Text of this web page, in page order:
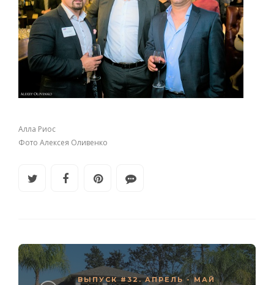
Алла Риос
Фото Алексея Оливенко
ВЫПУСК #32. АПРЕЛЬ - МАЙ